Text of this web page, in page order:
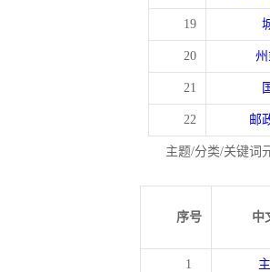
19
20
21
22 邮
主题/分类/关键词
序号 中
1